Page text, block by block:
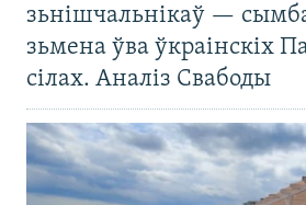
зьнішчальнікаў —
зьмена ўва ўкраінскіх
сілах. Аналіз Свабоды